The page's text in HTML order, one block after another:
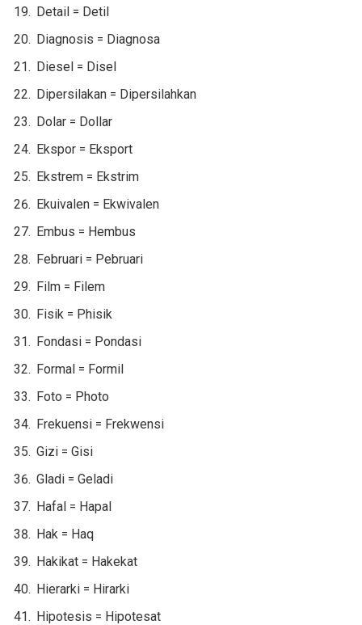
Detail = Detil
Diagnosis = Diagnosa
Diesel = Disel
Dipersilakan = Dipersilahkan
Dolar = Dollar
Ekspor = Eksport
Ekstrem = Ekstrim
Ekuivalen = Ekwivalen
Embus = Hembus
Februari = Pebruari
Film = Filem
Fisik = Phisik
Fondasi = Pondasi
Formal = Formil
Foto = Photo
Frekuensi = Frekwensi
Gizi = Gisi
Gladi = Geladi
Hafal = Hapal
Hak = Haq
Hakikat = Hakekat
Hierarki = Hirarki
Hipotesis = Hipotesat